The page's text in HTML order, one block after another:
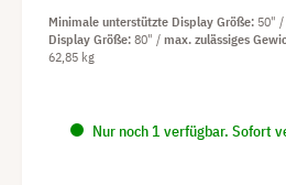
Nur noch 1 verfügbar. Sofort
Minimale unterstützte Display Größe 50"
Display Größe 80" max. zulässiges
62,85 kg